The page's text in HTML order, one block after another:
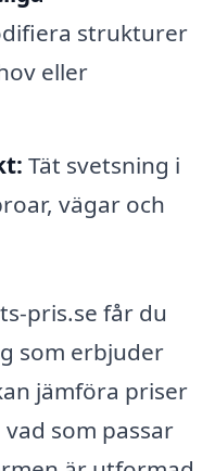
strukturer
eller
Tät svetsning i
vägar och
pris.se får du
som erbjuder
jämföra priser
som passar